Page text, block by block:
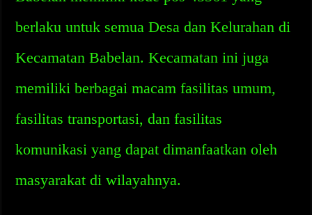
berlaku untuk semua Desa dan Kelurahan di
Kecamatan Babelan. Kecamatan ini juga
memiliki berbagai macam fasilitas umum,
fasilitas transportasi, dan fasilitas
komunikasi yang dapat dimanfaatkan oleh
masyarakat di wilayahnya.